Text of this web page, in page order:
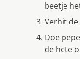
beetje
Verhit
Doe
de hete